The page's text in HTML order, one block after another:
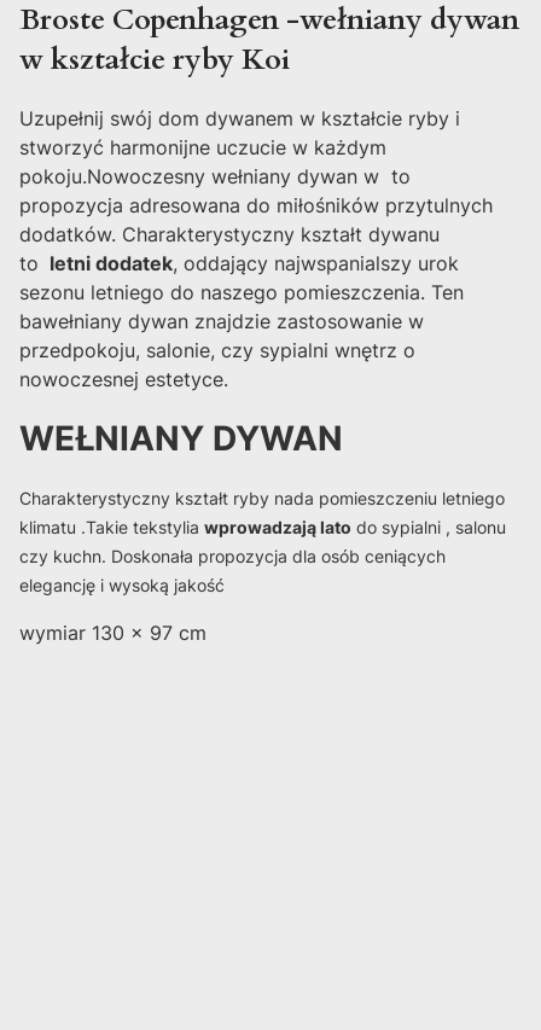
Broste Copenhagen -wełniany dywan
w kształcie ryby Koi
Uzupełnij swój dom dywanem w kształcie ryby i
stworzyć harmonijne uczucie w każdym
pokoju.Nowoczesny wełniany dywan w to
propozycja adresowana do miłośników przytulnych
dodatków. Charakterystyczny kształt dywanu
to letni dodatek, oddający najwspanialszy urok
sezonu letniego do naszego pomieszczenia. Ten
bawełniany dywan znajdzie zastosowanie w
przedpokoju, salonie, czy sypialni wnętrz o
nowoczesnej estetyce.
WEŁNIANY DYWAN
Charakterystyczny kształt ryby nada pomieszczeniu letniego
klimatu .Takie tekstylia wprowadzają lato do sypialni , salonu
czy kuchn. Doskonała propozycja dla osób ceniących
elegancję i wysoką jakość
wymiar 130 x 97 cm